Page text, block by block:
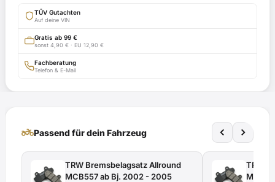
JD10
ab
Bj.
1993
TÜV Gutachten
Auf deine VIN
Gratis ab 99 €
sonst 4,90 € · EU 12,90 €
Fachberatung
Telefon & E-Mail
two_wheelerPassend für dein Fahrzeug
TRW Bremsbelagsatz Allround
MCB557 ab Bj. 2002 - 2005
TRW